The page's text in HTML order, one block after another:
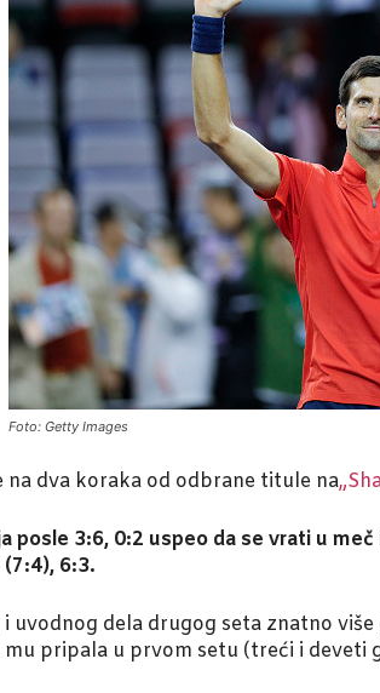
Foto: Getty Images
na dva koraka od odbrane titule na
posle 3:6, 0:2 uspeo da se vrati u
6:3.
dela drugog seta znatno
pripala u prvom setu (treći i